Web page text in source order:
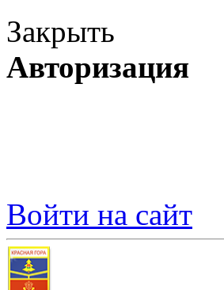
Закрыть
Авторизация
Войти на сайт